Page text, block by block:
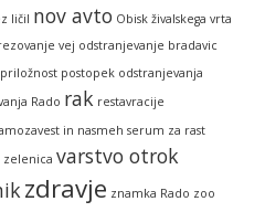
ličil nov avto Obisk živalskega vrta
vej odstranjevanje bradavic
postopek odstranjevanja
Rado rak restavracije
in nasmeh serum za rast
varstvo otrok
zdravje znamka Rado zoo